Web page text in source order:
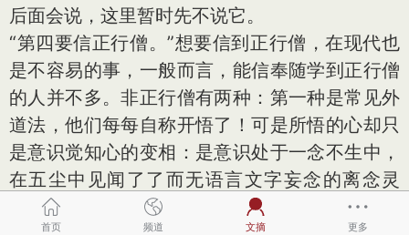
后面会说，这里暂时先不说它。
“第四要信正行僧。”想要信到正行僧，在现代也
是不容易的事，一般而言，能信奉随学到正行僧
的人并不多。非正行僧有两种：第一种是常见外
道法，他们每每自称开悟了！可是所悟的心却只
是意识觉知心的变相：是意识处于一念不生中，
在五尘中见闻了了而无语言文字妄念的离念灵
知；或是进入二禅以上的等至位中，不触及五
首页 频道 文摘 更多